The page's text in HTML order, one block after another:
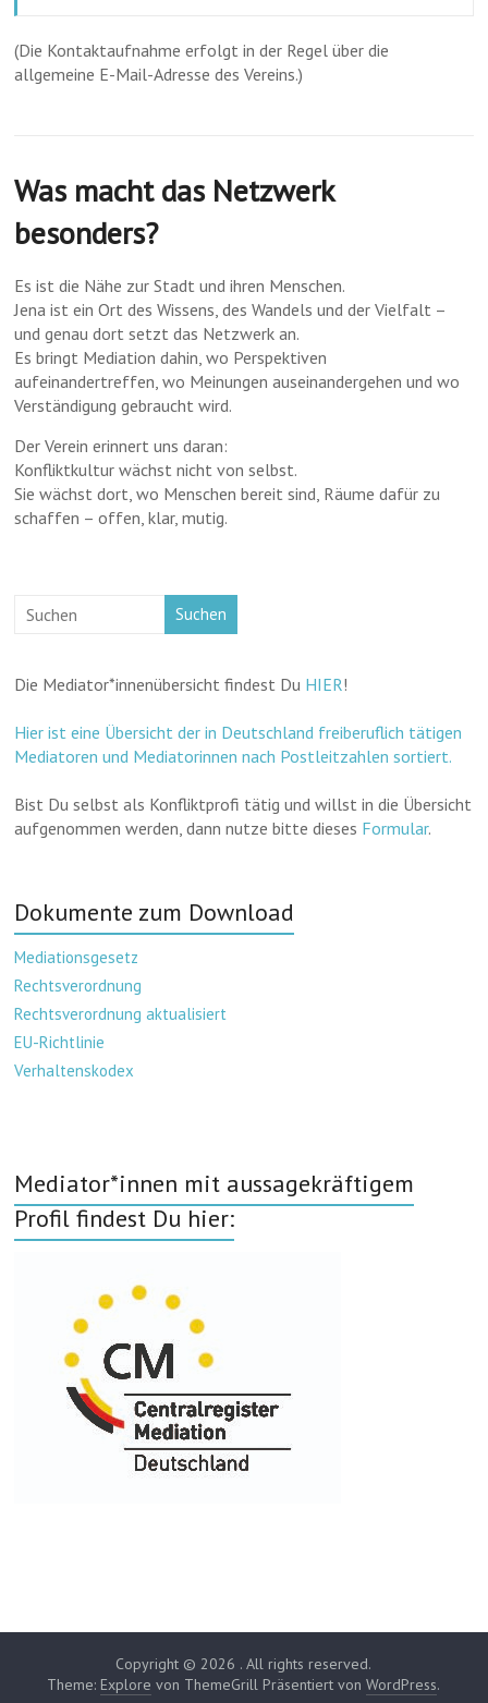
(Die Kontaktaufnahme erfolgt in der Regel über die
allgemeine E-Mail-Adresse des Vereins.)
Was macht das Netzwerk
besonders?
Es ist die Nähe zur Stadt und ihren Menschen.
Jena ist ein Ort des Wissens, des Wandels und der Vielfalt –
und genau dort setzt das Netzwerk an.
Es bringt Mediation dahin, wo Perspektiven
aufeinandertreffen, wo Meinungen auseinandergehen und wo
Verständigung gebraucht wird.
Der Verein erinnert uns daran:
Konfliktkultur wächst nicht von selbst.
Sie wächst dort, wo Menschen bereit sind, Räume dafür zu
schaffen – offen, klar, mutig.
Suchen
Die Mediator*innenübersicht findest Du HIER!
Hier ist eine Übersicht der in Deutschland freiberuflich tätigen
Mediatoren und Mediatorinnen nach Postleitzahlen sortiert.
Bist Du selbst als Konfliktprofi tätig und willst in die Übersicht
aufgenommen werden, dann nutze bitte dieses Formular.
Dokumente zum Download
Mediationsgesetz
Rechtsverordnung
Rechtsverordnung aktualisiert
EU-Richtlinie
Verhaltenskodex
Mediator*innen mit aussagekräftigem
Profil findest Du hier:
Copyright © 2026 . All rights reserved.
Theme: Explore von ThemeGrill Präsentiert vonWordPress.